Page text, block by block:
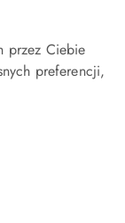
przez Ciebie
preferencji,